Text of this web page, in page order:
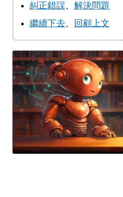
糾正錯誤、 解決問題
繼續下去、 回顧上文